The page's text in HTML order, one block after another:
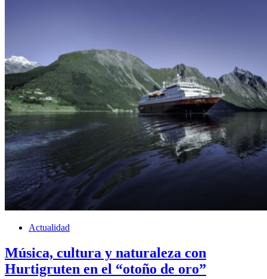
Actualidad
Música, cultura y naturaleza con
Hurtigruten en el “otoño de oro”